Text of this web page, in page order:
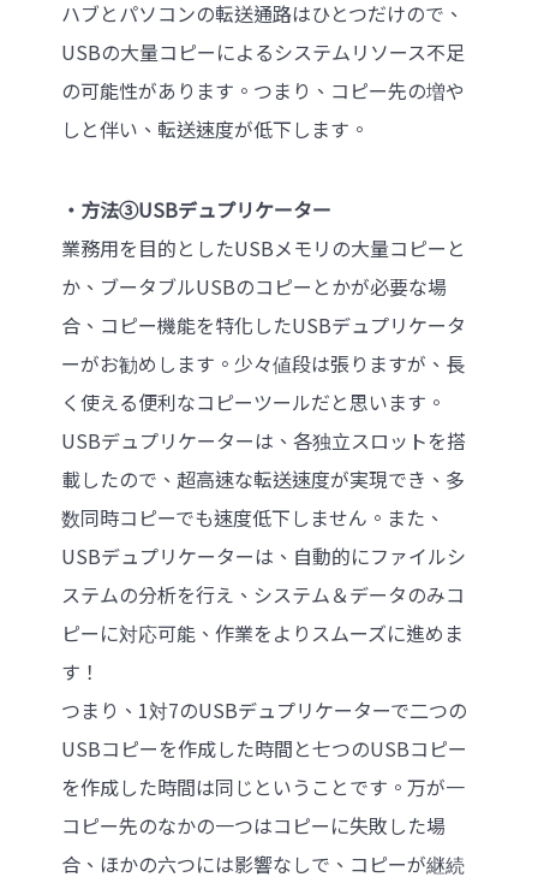
ハブとパソコンの転送通路はひとつだけので、
USBの大量コピーによるシステムリソース不足
の可能性があります。つまり、コピー先の増や
しと伴い、転送速度が低下します。
‧方法③USBデュプリケーター
業務用を目的としたUSBメモリの大量コピーと
か、ブータブルUSBのコピーとかが必要な場
合、コピー機能を特化したUSBデュプリケータ
ーがお勧めします。少々値段は張りますが、長
く使える便利なコピーツールだと思います。
USBデュプリケーターは、各独立スロットを搭
載したので、超高速な転送速度が実現でき、多
数同時コピーでも速度低下しません。また、
USBデュプリケーターは、自動的にファイルシ
ステムの分析を行え、システム＆データのみコ
ピーに対応可能、作業をよりスムーズに進めま
す！
つまり、1対7のUSBデュプリケーターで二つの
USBコピーを作成した時間と七つのUSBコピー
を作成した時間は同じということです。万が一
コピー先のなかの一つはコピーに失敗した場
合、ほかの六つには影響なしで、コピーが継続